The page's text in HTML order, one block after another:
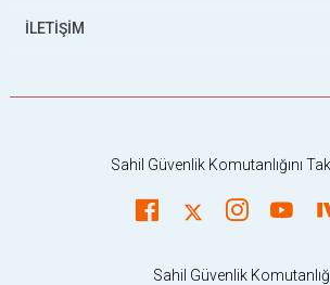
İLETİŞİM
Sahil Güvenlik Komutanlığını
Sahil Güvenlik